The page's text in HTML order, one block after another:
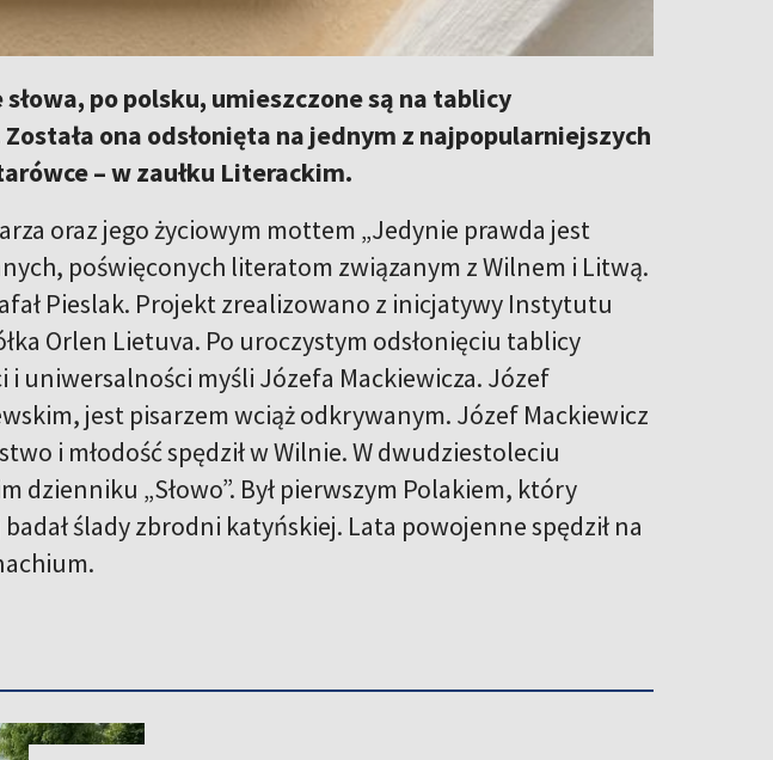
po polsku, umieszczone są na tablicy
ona odsłonięta na jednym z najpopularniejszych
– w zaułku Literackim.
oraz jego życiowym mottem „Jedynie prawda jest
poświęconych literatom związanym z Wilnem i Litwą.
Pieslak. Projekt zrealizowano z inicjatywy Instytutu
Orlen Lietuva. Po uroczystym odsłonięciu tablicy
i uniwersalności myśli Józefa Mackiewicza. Józef
jest pisarzem wciąż odkrywanym. Józef Mackiewicz
i młodość spędził w Wilnie. W dwudziestoleciu
dzienniku „Słowo”. Był pierwszym Polakiem, który
ślady zbrodni katyńskiej. Lata powojenne spędził na